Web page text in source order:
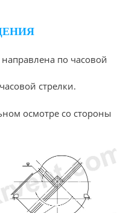
по часовой
стрелки.
осмотре со стороны